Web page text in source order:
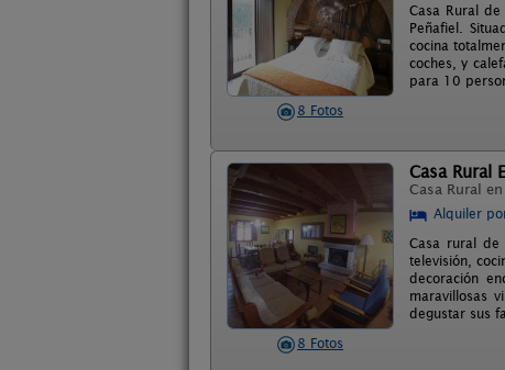
8 Fotos
Casa Rural
Peñafiel.
cocina
coches, y
para 10
8 Fotos
Casa Rural
Casa Rural en
Alquiler
Casa rural
televisión,
decoración
maravillosas
degustar sus